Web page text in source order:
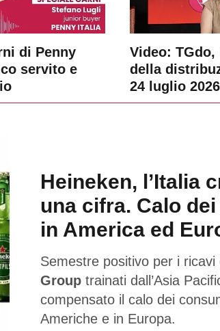
di Penny
servito e
Video:
della
24 luglio 2026
Heineken, l’Italia
una cifra. Calo
in America ed
Semestre positivo per i ricavi
Group trainati dall’Asia
compensato il calo dei
Americhe e in Europa.